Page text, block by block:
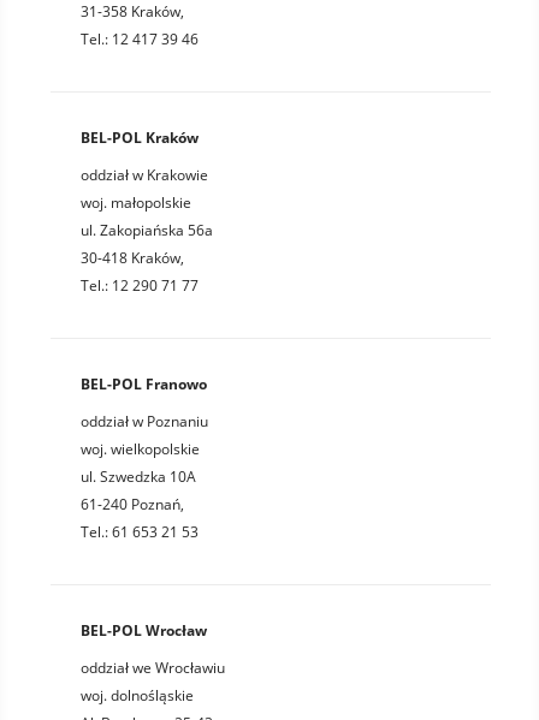
31-358 Kraków,
Tel.: 12 417 39 46
BEL-POL Kraków
oddział w Krakowie
woj. małopolskie
ul. Zakopiańska 56a
30-418 Kraków,
Tel.: 12 290 71 77
BEL-POL Franowo
oddział w Poznaniu
woj. wielkopolskie
ul. Szwedzka 10A
61-240 Poznań,
Tel.: 61 653 21 53
BEL-POL Wrocław
oddział we Wrocławiu
woj. dolnośląskie